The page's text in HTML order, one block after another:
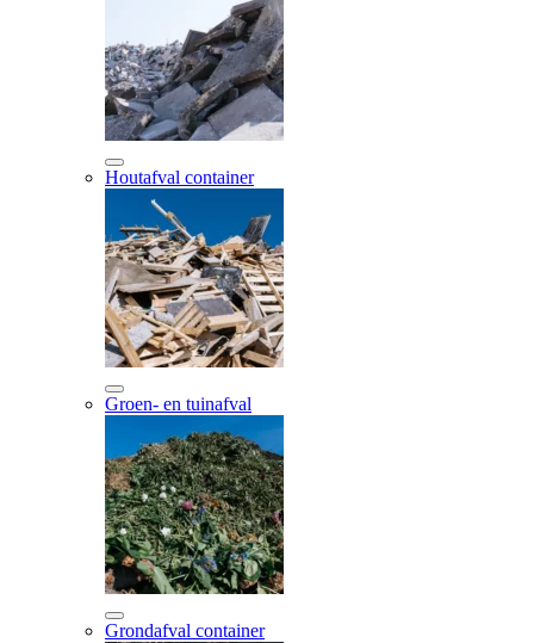
Houtafval container
Groen- en tuinafval
Grondafval container